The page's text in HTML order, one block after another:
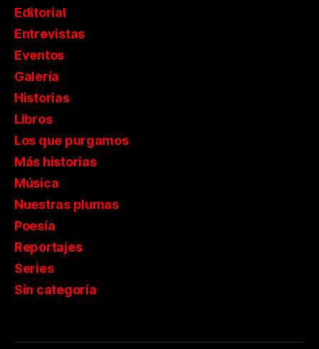
Editorial
Entrevistas
Eventos
Galería
Historias
Libros
Los que purgamos
Más historias
Música
Nuestras plumas
Poesía
Reportajes
Series
Sin categoría